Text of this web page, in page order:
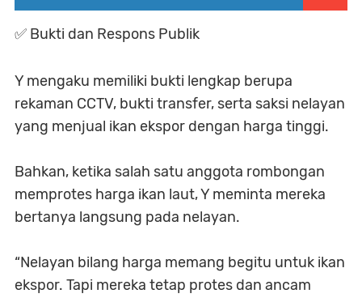
✅ Bukti dan Respons Publik
Y mengaku memiliki bukti lengkap berupa
rekaman CCTV, bukti transfer, serta saksi nelayan
yang menjual ikan ekspor dengan harga tinggi.
Bahkan, ketika salah satu anggota rombongan
memprotes harga ikan laut, Y meminta mereka
bertanya langsung pada nelayan.
“Nelayan bilang harga memang begitu untuk ikan
ekspor. Tapi mereka tetap protes dan ancam